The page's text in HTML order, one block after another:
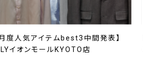
月度人気アイテムbest3中間発表】
イオンモールKYOTO店